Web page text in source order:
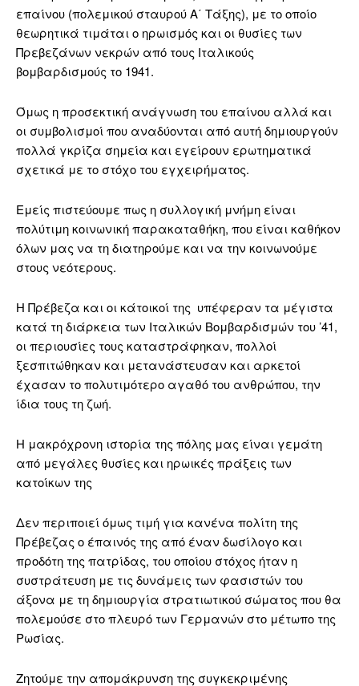
επαίνου (πολεμικού σταυρού Α΄ Τάξης), με το οποίο
θεωρητικά τιμάται ο ηρωισμός και οι θυσίες των
Πρεβεζάνων νεκρών από τους Ιταλικούς
βομβαρδισμούς το 1941.
Όμως η προσεκτική ανάγνωση του επαίνου αλλά και
οι συμβολισμοί που αναδύονται από αυτή δημιουργούν
πολλά γκρίζα σημεία και εγείρουν ερωτηματικά
σχετικά με το στόχο του εγχειρήματος.
Εμείς πιστεύουμε πως η συλλογική μνήμη είναι
πολύτιμη κοινωνική παρακαταθήκη, που είναι καθήκον
όλων μας να τη διατηρούμε και να την κοινωνούμε
στους νεότερους.
Η Πρέβεζα και οι κάτοικοί της υπέφεραν τα μέγιστα
κατά τη διάρκεια των Ιταλικών Βομβαρδισμών του ’41,
οι περιουσίες τους καταστράφηκαν, πολλοί
ξεσπιτώθηκαν και μετανάστευσαν και αρκετοί
έχασαν το πολυτιμότερο αγαθό του ανθρώπου, την
ίδια τους τη ζωή.
Η μακρόχρονη ιστορία της πόλης μας είναι γεμάτη
από μεγάλες θυσίες και ηρωικές πράξεις των
κατοίκων της
Δεν περιποιεί όμως τιμή για κανένα πολίτη της
Πρέβεζας ο έπαινός της από έναν δωσίλογο και
προδότη της πατρίδας, του οποίου στόχος ήταν η
συστράτευση με τις δυνάμεις των φασιστών του
άξονα με τη δημιουργία στρατιωτικού σώματος που θα
πολεμούσε στο πλευρό των Γερμανών στο μέτωπο της
Ρωσίας.
Ζητούμε την απομάκρυνση της συγκεκριμένης